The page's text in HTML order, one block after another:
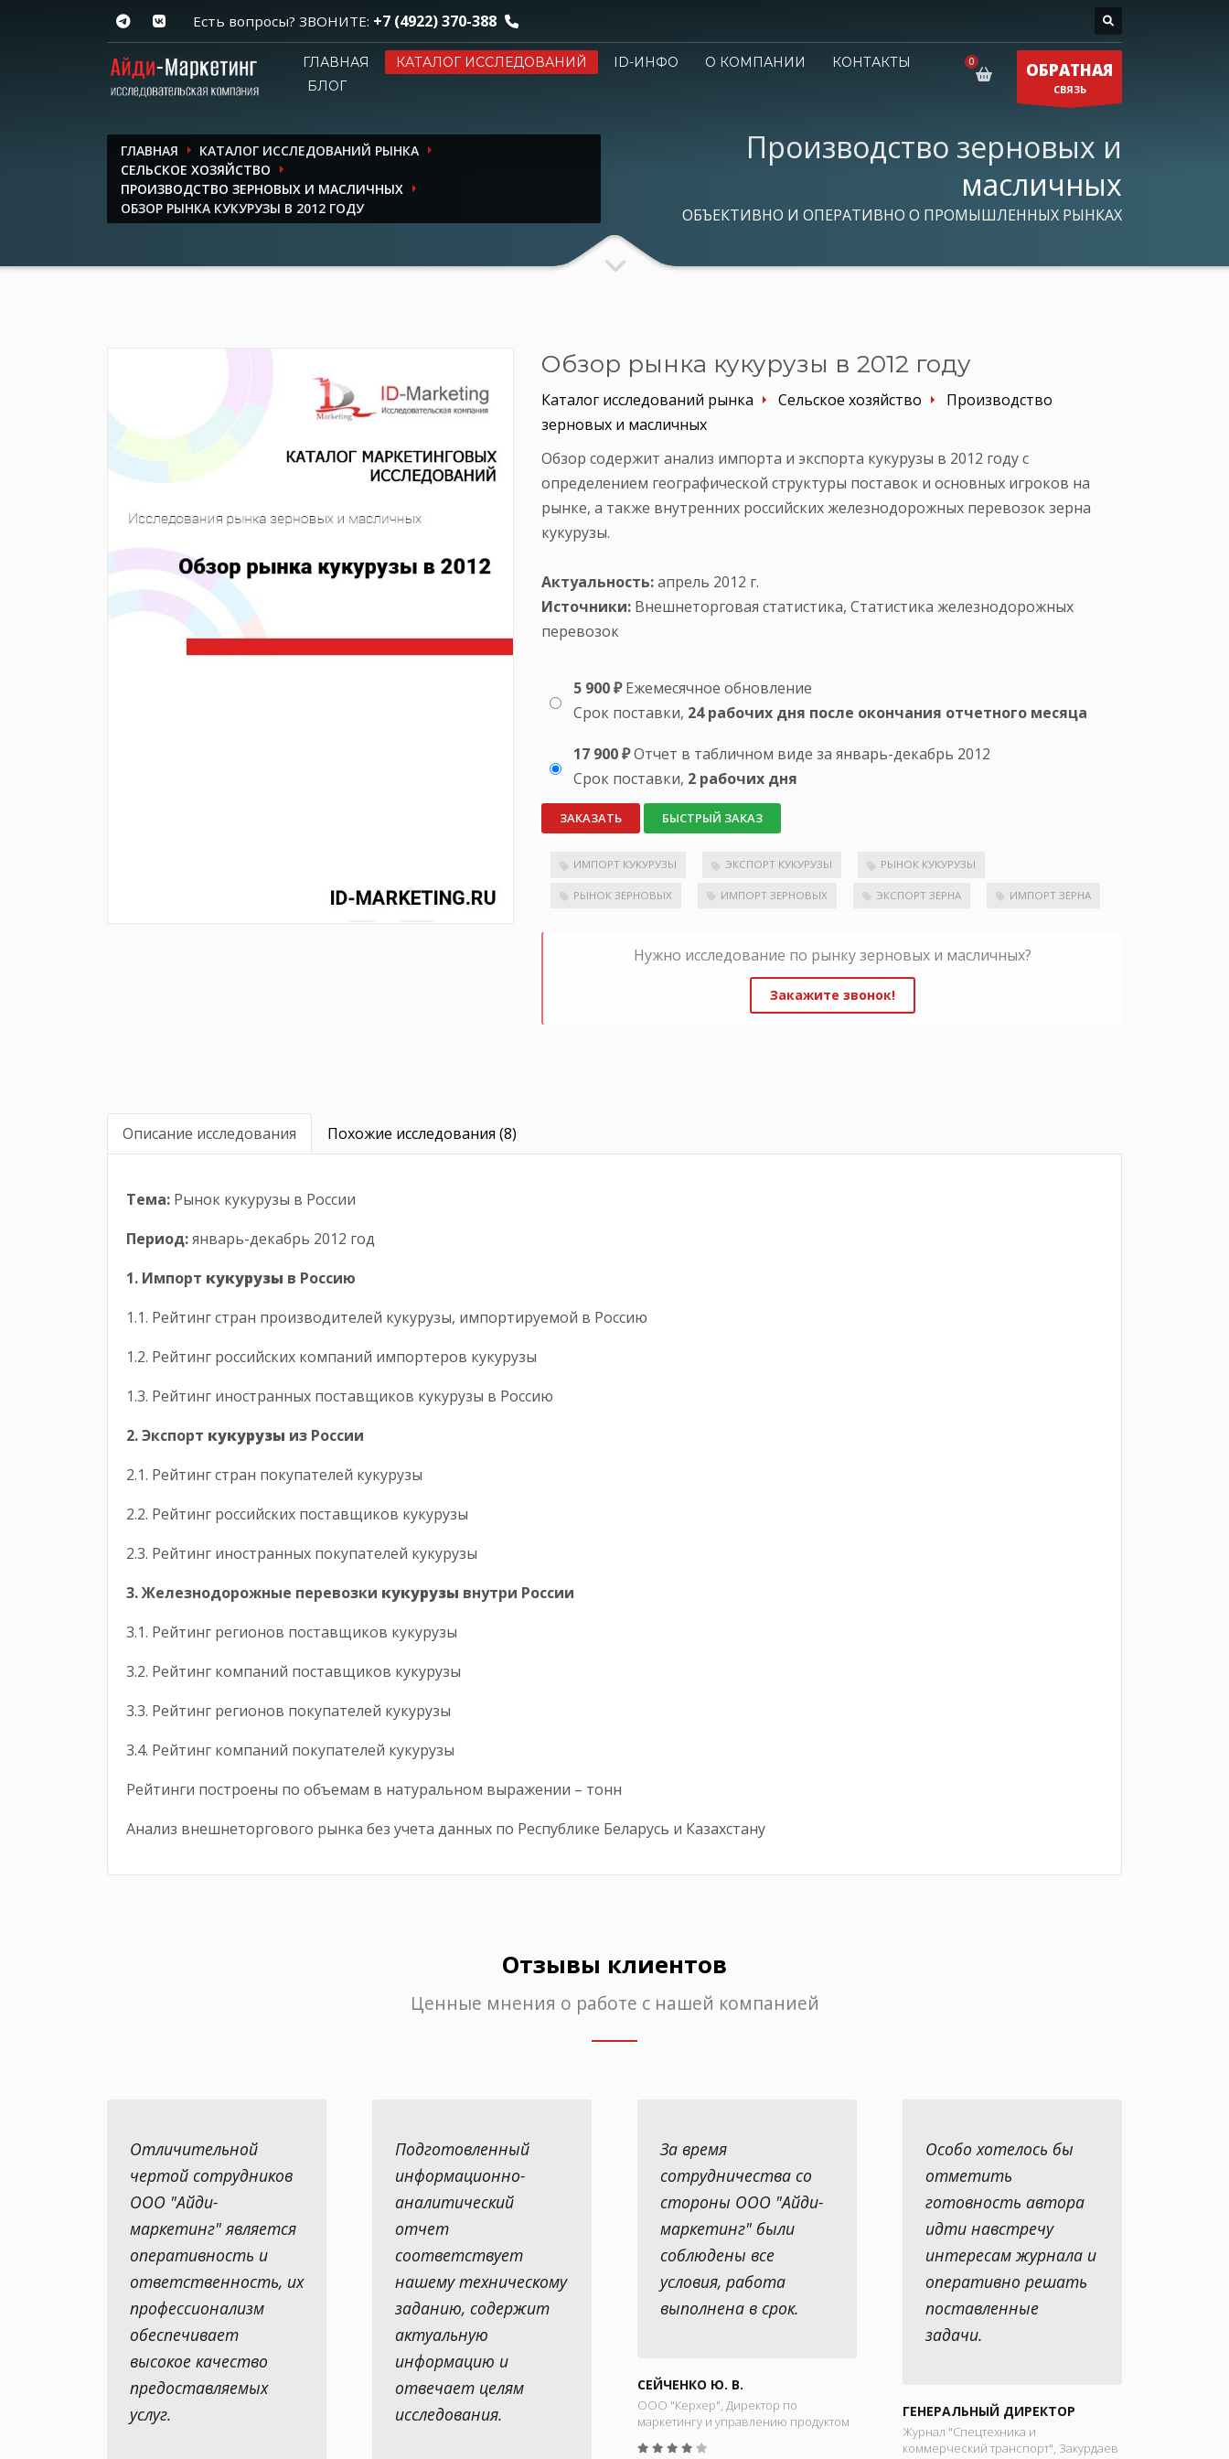
Есть вопросы? ЗВОНИТЕ: +7 (4922) 370-388
ГЛАВНАЯ КАТАЛОГ ИССЛЕДОВАНИЙ ID-ИНФО О КОМПАНИИ
КОНТАКТЫ
БЛОГ
ОБРАТНАЯ
СВЯЗЬ
ГЛАВНАЯ
КАТАЛОГ ИССЛЕДОВАНИЙ РЫНКА
СЕЛЬСКОЕ ХОЗЯЙСТВО
ПРОИЗВОДСТВО ЗЕРНОВЫХ И МАСЛИЧНЫХ
ОБЗОР РЫНКА КУКУРУЗЫ В 2012 ГОДУ
Производство зерновых и
масличных
ОБЪЕКТИВНО И ОПЕРАТИВНО О ПРОМЫШЛЕННЫХ РЫНКАХ
Обзор рынка кукурузы в 2012 году
Каталог исследований рынка Сельское хозяйство
Производство
зерновых и масличных
Обзор содержит анализ импорта и экспорта кукурузы в 2012 году с
определением географической структуры поставок и основных игроков на
рынке, а также внутренних российских железнодорожных перевозок зерна
кукурузы.
Актуальность:апрель 2012 г.
Источники: Внешнеторговая статистика, Статистика железнодорожных
перевозок
5 900 ₽ Ежемесячное обновление
Срок поставки, 24 рабочих дня после окончания отчетного месяца
17 900 ₽Отчет в табличном виде за январь-декабрь 2012
Срок поставки, 2 рабочих дня
ЗАКАЗАТЬ БЫСТРЫЙ ЗАКАЗ
ИМПОРТ КУКУРУЗЫ ЭКСПОРТ КУКУРУЗЫ РЫНОК КУКУРУЗЫ
РЫНОК ЗЕРНОВЫХ ИМПОРТ ЗЕРНОВЫХ ЭКСПОРТ ЗЕРНА ИМПОРТ ЗЕРНА
Нужно исследование по рынку зерновых и масличных?
Закажите звонок!
Описание исследования Похожие исследования (8)
Тема: Рынок кукурузы в России
Период:январь-декабрь 2012 год
1. Импорт кукурузы в Россию
1.1. Рейтинг стран производителей кукурузы, импортируемой в Россию
1.2. Рейтинг российских компаний импортеров кукурузы
1.3. Рейтинг иностранных поставщиков кукурузы в Россию
2. Экспорт кукурузы из России
2.1. Рейтинг стран покупателей кукурузы
2.2. Рейтинг российских поставщиков кукурузы
2.3. Рейтинг иностранных покупателей кукурузы
3. Железнодорожные перевозки кукурузы внутри России
3.1. Рейтинг регионов поставщиков кукурузы
3.2. Рейтинг компаний поставщиков кукурузы
3.3. Рейтинг регионов покупателей кукурузы
3.4. Рейтинг компаний покупателей кукурузы
Рейтинги построены по объемам в натуральном выражении – тонн
Анализ внешнеторгового рынка без учета данных по Республике Беларусь и Казахстану
Отзывы клиентов
Ценные мнения о работе с нашей компанией
Отличительной
чертой сотрудников
ООО "Айди-
маркетинг" является
оперативность и
ответственность, их
профессионализм
обеспечивает
высокое качество
предоставляемых
услуг.
Подготовленный
информационно-
аналитический
отчет
соответствует
нашему техническому
заданию, содержит
актуальную
информацию и
отвечает целям
исследования.
За время
сотрудничества со
стороны ООО "Айди-
маркетинг" были
соблюдены все
условия, работа
выполнена в срок.
СЕЙЧЕНКО Ю. В.
ООО "Керхер", Директор по
маркетингу и управлению продуктом
Особо хотелось бы
отметить
готовность автора
идти навстречу
интересам журнала и
оперативно решать
поставленные
задачи.
ГЕНЕРАЛЬНЫЙ ДИРЕКТОР
Журнал "Спецтехника и
коммерческий транспорт", Закурдаев